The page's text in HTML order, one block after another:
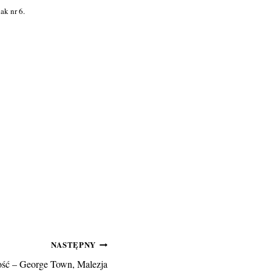
nr 6.
NASTĘPNY
– George Town, Malezja